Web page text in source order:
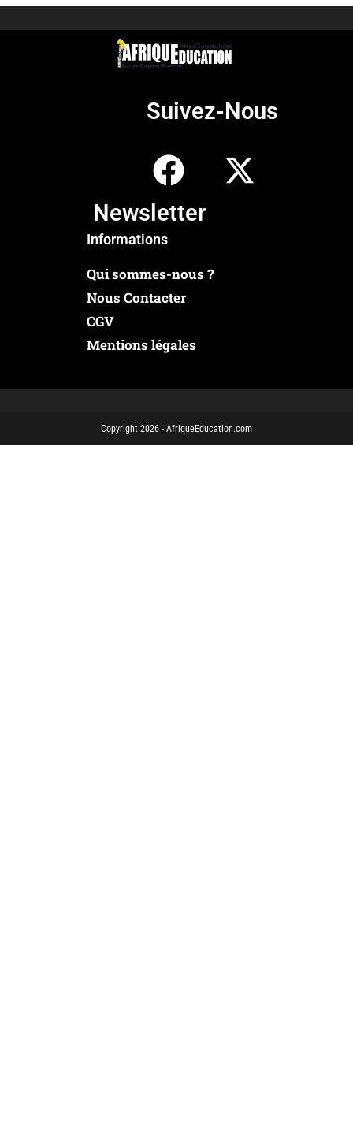
Suivez-Nous
Newsletter
Informations
Qui sommes-nous ?
Nous Contacter
CGV
Mentions légales
Copyright 2026 - AfriqueEducation.com